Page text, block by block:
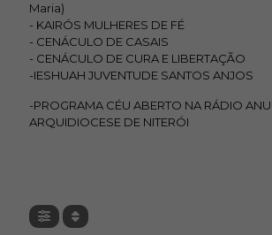
Maria)
- KAIRÓS MULHERES DE FÉ
- CENÁCULO DE CASAIS
- CENÁCULO DE CURA E LIBERTAÇÃO
-IESHUAH JUVENTUDE SANTOS ANJOS
-PROGRAMA CÉU ABERTO NA RÁDIO
ARQUIDIOCESE DE NITERÓI